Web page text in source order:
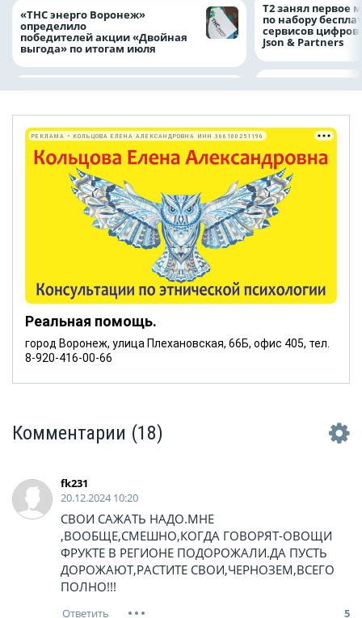
«ТНС энерго Воронеж»
определило
победителей акции «Двойная
выгода» по итогам июля
Т2 занял первое
по набору
сервисов
Json & Partners
Реальная помощь.
город Воронеж, улица Плехановская, 66Б, офис 405, тел.
8-920-416-00-66
РЕКЛАМА • КОЛЬЦОВА ЕЛЕНА АЛЕКСАНДРОВНА ИНН 366100251196
Комментарии (18)
fk231
20.12.2024 10:20
СВОИ САЖАТЬ НАДО.МНЕ
,ВООБЩЕ,СМЕШНО,КОГДА ГОВОРЯТ-ОВОЩИ
ФРУКТЕ В РЕГИОНЕ ПОДОРОЖАЛИ.ДА ПУСТЬ
ДОРОЖАЮТ,РАСТИТЕ СВОИ,ЧЕРНОЗЕМ,ВСЕГО
ПОЛНО!!!
5